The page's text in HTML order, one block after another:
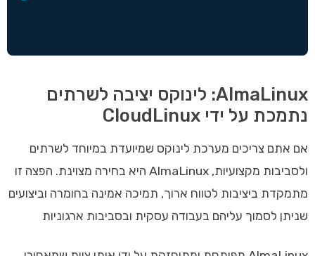
AlmaLinux: לינוקס יציבה לשרתים
נתמכת על ידי CloudLinux
אם אתם צריכים מערכת לינוקס שמיועדת במיוחד לשרתים
ולסביבות מקצועיות, AlmaLinux היא בחירה מצוינת. הפצה זו
מתמקדת ביציבות לטווח ארוך, תמיכה אמינה בחומרה וביצועים
שניתן לסמוך עליהם בעבודה עסקית ובסביבות ארגוניות